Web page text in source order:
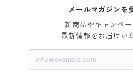
メールマガジンを
新商品やキャンペ
最新情報をお届けい